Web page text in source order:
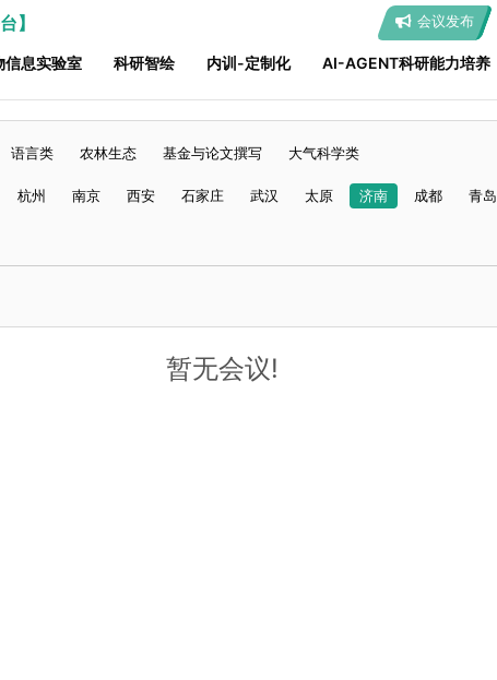
】 会议发布
信息实验室 科研智绘 内训-定制化 AI-AGENT科研能力培养
语言类 农林生态 基金与论文撰写 大气科学类
杭州 南京 西安 石家庄 武汉 太原 济南 成都 青岛
暂无会议!